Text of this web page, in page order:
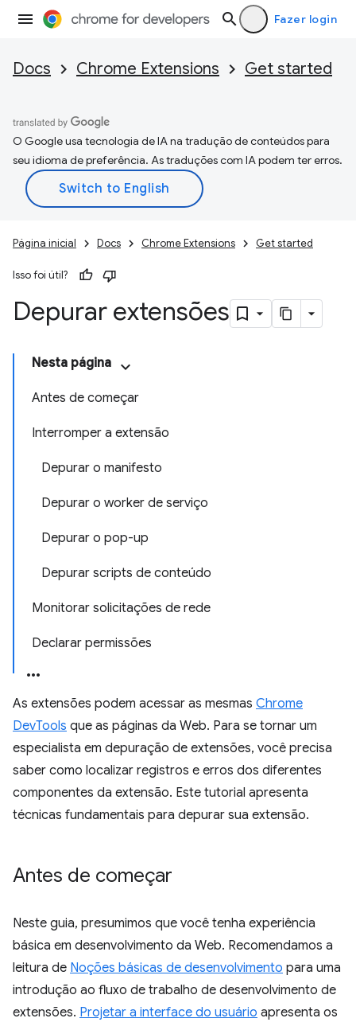
Fazer login
Docs Chrome Extensions Get started
O Google usa tecnologia de IA na tradução de conteúdos para
seu idioma de preferência. As traduções com IA podem ter erros.
Página inicial Docs Chrome Extensions Get started
Isso foi útil?
Depurar extensões
Nesta página
Antes de começar
Interromper a extensão
Depurar o manifesto
Depurar o worker de serviço
Depurar o pop-up
Depurar scripts de conteúdo
Monitorar solicitações de rede
Declarar permissões
As extensões podem acessar as mesmas Chrome
DevTools que as páginas da Web. Para se tornar um
especialista em depuração de extensões, você precisa
saber como localizar registros e erros dos diferentes
componentes da extensão. Este tutorial apresenta
técnicas fundamentais para depurar sua extensão.
Antes de começar
Neste guia, presumimos que você tenha experiência
básica em desenvolvimento da Web. Recomendamos a
leitura de Noções básicas de desenvolvimento para uma
introdução ao fluxo de trabalho de desenvolvimento de
extensões. Projetar a interface do usuário apresenta os